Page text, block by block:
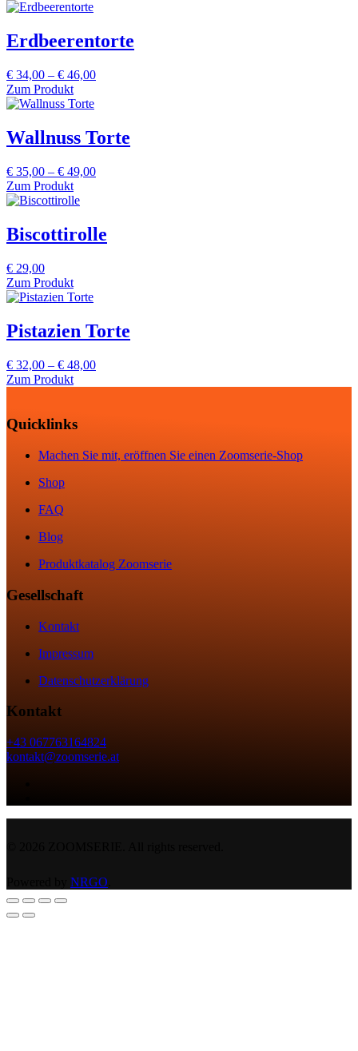
Erdbeerentorte
€ 34,00 – € 46,00Preisspanne:
Zum Produkt
Wallnuss Torte
€ 35,00 – € 49,00Preisspanne:
Zum Produkt
Biscottirolle
€ 29,00
Zum Produkt
Pistazien Torte
€ 32,00 – € 48,00Preisspanne:
Zum Produkt
Quicklinks
Machen Sie mit, eröffnen Sie einen Zoomserie-Shop
Shop
FAQ
Blog
Produktkatalog Zoomserie
Gesellschaft
Kontakt
Impressum
Datenschutzerklärung
Kontakt
+43 067763164824
kontakt@zoomserie.at
NRGO